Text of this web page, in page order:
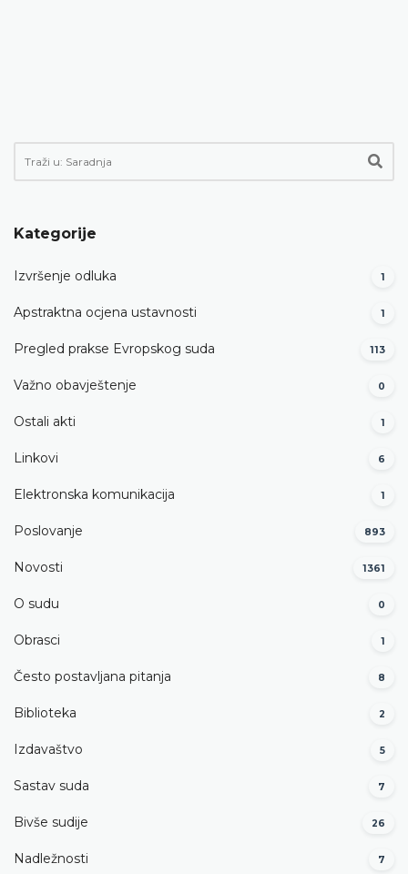
Kategorije
Izvršenje odluka 1
Apstraktna ocjena ustavnosti 1
Pregled prakse Evropskog suda 113
Važno obavještenje 0
Ostali akti 1
Linkovi 6
Elektronska komunikacija 1
Poslovanje 893
Novosti 1361
O sudu 0
Obrasci 1
Često postavljana pitanja 8
Biblioteka 2
Izdavaštvo 5
Sastav suda 7
Bivše sudije 26
Nadležnosti 7